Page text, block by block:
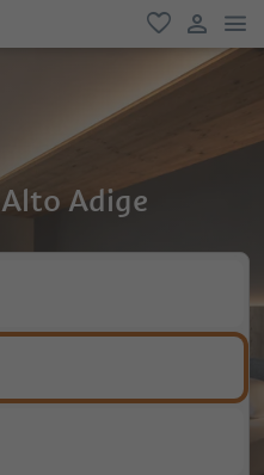
favoriti
user link
Adige